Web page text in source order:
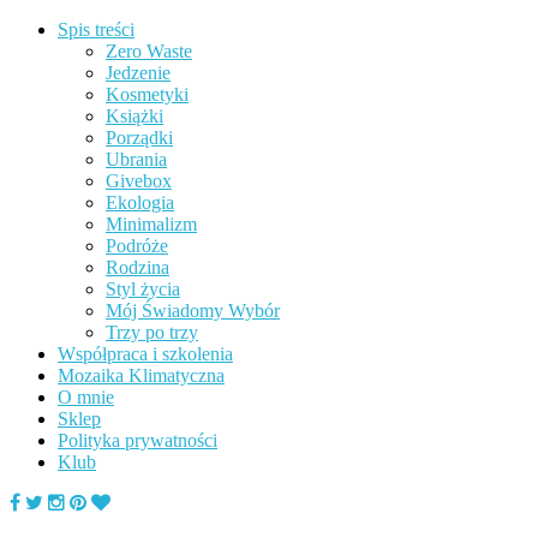
Spis treści
Zero Waste
Jedzenie
Kosmetyki
Książki
Porządki
Ubrania
Givebox
Ekologia
Minimalizm
Podróże
Rodzina
Styl życia
Mój Świadomy Wybór
Trzy po trzy
Współpraca i szkolenia
Mozaika Klimatyczna
O mnie
Sklep
Polityka prywatności
Klub